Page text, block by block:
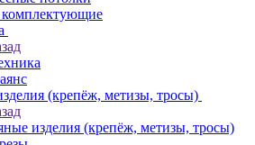
(крепёж, метизы, тросы)
изделия (крепёж, метизы, тросы)